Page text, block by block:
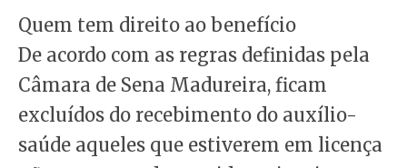
Quem tem direito ao benefício
De acordo com as regras definidas pela
Câmara de Sena Madureira, ficam
excluídos do recebimento do auxílio-
saúde aqueles que estiverem em licença